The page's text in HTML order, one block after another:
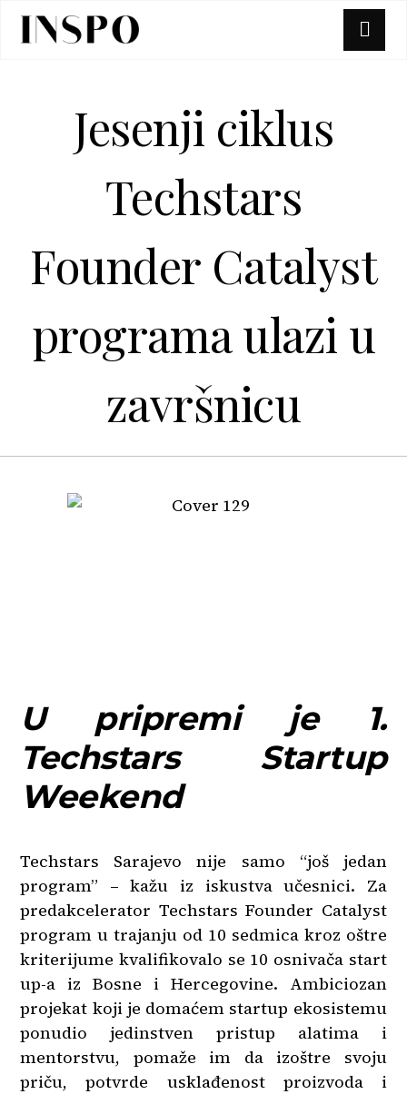
Jesenji ciklus
Techstars
Founder Catalyst
programa ulazi u
završnicu
U pripremi je 1.
Techstars Startup
Weekend
Techstars Sarajevo nije samo “još jedan
program” – kažu iz iskustva učesnici. Za
predakcelerator Techstars Founder Catalyst
program u trajanju od 10 sedmica kroz oštre
kriterijume kvalifikovalo se 10 osnivača start
up-a iz Bosne i Hercegovine. Ambiciozan
projekat koji je domaćem startup ekosistemu
ponudio jedinstven pristup alatima i
mentorstvu, pomaže im da izoštre svoju
priču, potvrde usklađenost proizvoda i